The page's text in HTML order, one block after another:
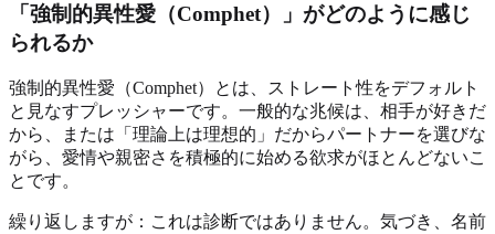
「強制的異性愛（Comphet）」がどのように感じ
られるか
強制的異性愛（Comphet）とは、ストレート性をデフォルト
と見なすプレッシャーです。一般的な兆候は、相手が好きだ
から、または「理論上は理想的」だからパートナーを選びな
がら、愛情や親密さを積極的に始める欲求がほとんどないこ
とです。
繰り返しますが：これは診断ではありません。気づき、名前